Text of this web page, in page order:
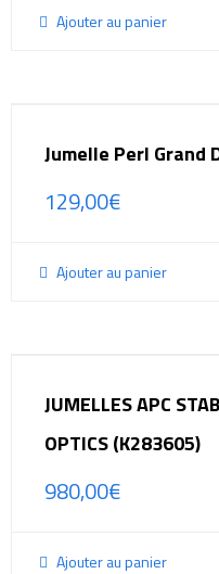
Ajouter au panier
Jumelle Perl Grand
129,00€
Ajouter au panier
JUMELLES APC
OPTICS (K283605)
980,00€
Ajouter au panier